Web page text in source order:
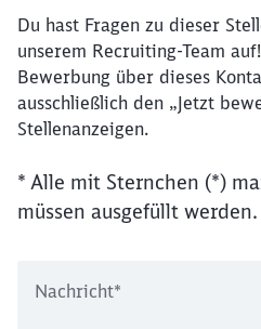
Du hast Fragen zu dieser
unserem Recruiting-Team
Bewerbung über dieses
ausschließlich den „Jetzt
Stellenanzeigen.
* Alle mit Sternchen (*)
müssen ausgefüllt werden.
Nachricht*